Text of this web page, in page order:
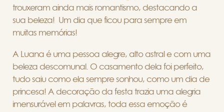
trouxeram ainda mais romantismo, destacando a
sua beleza! Um dia que ficou para sempre em
muitas memórias!
A Luana é uma pessoa alegre, alto astral e com uma
beleza descomunal. O casamento dela foi perfeito,
tudo saiu como ela sempre sonhou, como um dia de
princesa! A decoração da festa trazia uma alegria
imensurável em palavras, toda essa emoção é